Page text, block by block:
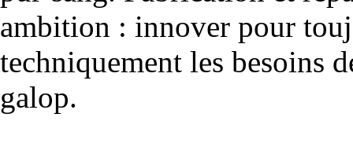
ambition : innover pour
techniquement les besoins
galop.